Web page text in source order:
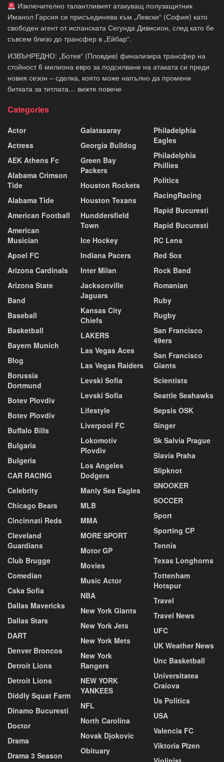
Изключително талантливият атакуващ полузащитник
Иманол Гарсия се присъединява към „Левски“ (София) като
свободен агент от испанската Сегунда Дивисион, след като бе
съвсем близо до трансфер в „Ейбар“.
ИЗВЪНРЕДНО: „Ботев“ (Пловдив) финализира трансфер на
стойност 6 милиона евро за подсилване на атаката си преди
новия сезон – сделка, която може напълно да промени
битката за титлата… вижте повече
Categories
Actor
Actress
AEK Athens Fc
Alabama Crimson
Tide
Alabama Tide
American Football
American
Musician
Apoel FC
Arizona Cardinals
Arizona State
Band
Baseball
Basketball
Bayern Munich
Blog
Borussia
Dortmund
Botev Plovdiv
Botev Plovdiv
Buffalo Bills
Bulgaria
Bulgeria
CAR RACING
Celebrity
Chicago Bears
Cincinnati Reds
Cleveland
Guardians
Club Brugge
Comedian
Cska Sofia
Dallas Mavericks
Dallas Stars
DART
Denver Broncos
Detroit Lions
Detroit Lions
Diddly Squat Farm
Dinamo Bucuresti
Doctor
Drama
Drama 3 Season
Galatasaray
Georgia Bulldog
Green Bay
Packers
Houston Rockets
Houston Texans
Hunddersfield
Town
Ice Hockey
Indiana Pacers
Inter Milan
Jacksonville
Jaguars
Kansas City
Chiefs
LAKERS
Las Vegas Aces
Las Vegas Raiders
Levski Sofia
Levski Sofia
Lifestyle
Liverpool FC
Lokomotiv
Plovdiv
Los Angeles
Dodgers
Manly Sea Eagles
MLB
MMA
MORE SPORT
Motor GP
Movies
Music Actor
NBA
New York Giants
New York Jets
New York Mets
New York
Rangers
NEW YORK
YANKEES
NFL
North Carolina
Novak Djokovic
Obituary
Philadelphia
Eagles
Philadelphia
Phillies
Politics
RacingRacing
Rapid Bucuresti
Rapid Bucuresti
RC Lens
Red Sox
Rock Band
Romanian
Ruby
Rugby
San Francisco
49ers
San Francisco
Giants
Scientists
Seattle Seahawks
Sepsis OSK
Singer
Sk Salvia Prague
Slavia Praha
Slipknot
SNOOKER
SOCCER
Sport
Sporting CP
Tennis
Texas Longhorns
Tottenham
Hotspur
Travel
Travel News
UFC
UK Weather News
Unc Basketball
Universitatea
Craiova
Us Politics
USA
Valencia FC
Viktoria Plzen